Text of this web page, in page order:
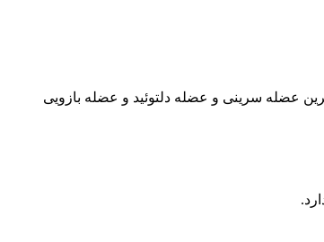
عضله سرینی و عضله دلتوئید و عضله بازویی